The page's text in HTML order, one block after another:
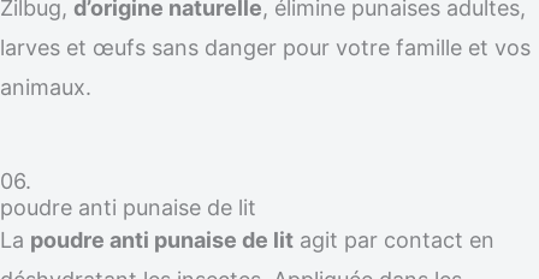
Zilbug, d’origine naturelle, élimine punaises adultes,
larves et œufs sans danger pour votre famille et vos
animaux.
06.
poudre anti punaise de lit
La poudre anti punaise de lit agit par contact en